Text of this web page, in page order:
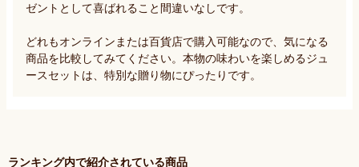
ゼントとして喜ばれること間違いなしです。
どれもオンラインまたは百貨店で購入可能なので、気になる
商品を比較してみてください。本物の味わいを楽しめるジュ
ースセットは、特別な贈り物にぴったりです。
ランキング内で紹介されている商品